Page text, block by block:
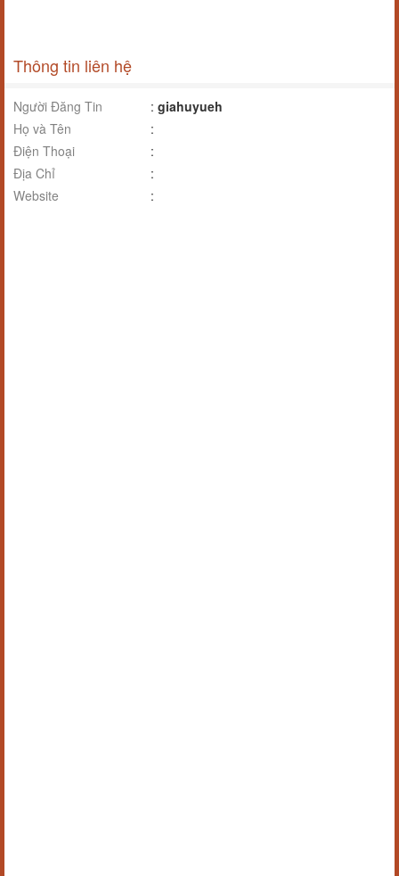
Thông tin liên hệ
Người Đăng Tin : giahuyueh
Họ và Tên
:
Điện Thoại
:
Địa Chỉ
:
Website
: